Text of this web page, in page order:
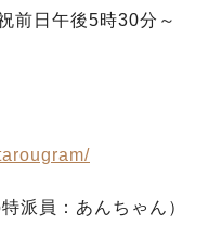
前日午後5時30分～
派員：あんちゃん）